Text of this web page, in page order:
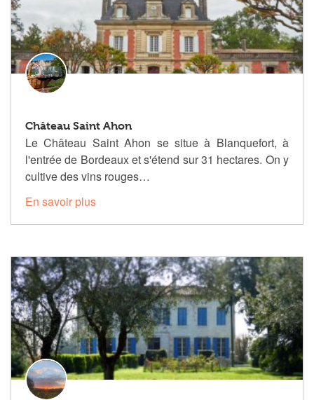
Château Saint Ahon
Le Château Saint Ahon se situe à Blanquefort, à
l'entrée de Bordeaux et s'étend sur 31 hectares. On y
cultive des vins rouges…
En savoir plus